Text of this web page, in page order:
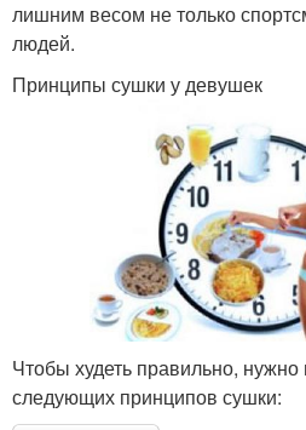
лишним весом не только
людей.
Принципы сушки у девушек
Чтобы худеть правильно,
следующих принципов сушки: